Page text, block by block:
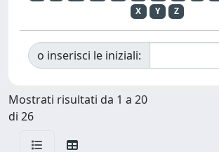
X
Y Z
o inserisci le iniziali:
Mostrati risultati da 1 a 20
di 26